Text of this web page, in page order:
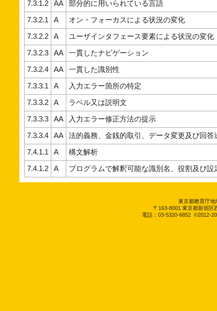
7.3.1.2 AA 部分的に用いられている言語
7.3.2.1 A オン・フォーカスによる状況の変化
7.3.2.2 A ユーザインタフェース要素による状況の変化
7.3.2.3 AA 一貫したナビゲーション
7.3.2.4 AA 一貫した識別性
7.3.3.1 A 入力エラー箇所の特定
7.3.3.2 A ラベル又は説明文
7.3.3.3 AA 入力エラー修正方法の提示
7.3.3.4 AA 法的義務、金銭的取引、データ変更及び回答
7.4.1.1 A 構文解析
7.4.1.2 A プログラムで解釈可能な識別名、役割及び設
東京都教育庁
〒163-8001 東京都新宿区
電話：03-5320-6852 ©2012-